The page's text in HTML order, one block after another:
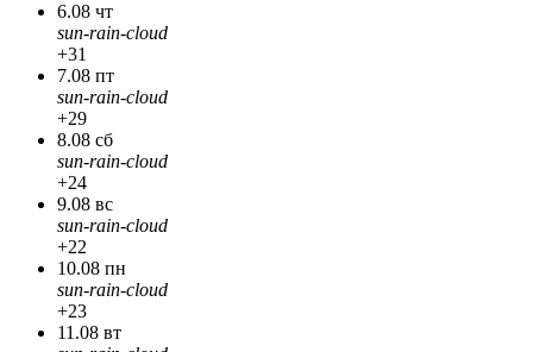
6.08 чт
sun-rain-cloud
+31
7.08 пт
sun-rain-cloud
+29
8.08 сб
sun-rain-cloud
+24
9.08 вс
sun-rain-cloud
+22
10.08 пн
sun-rain-cloud
+23
11.08 вт